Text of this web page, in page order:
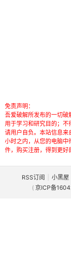
免责声明：
吾爱破解所发布的一切
用于学习和研究目的；
请用户自负。本站信息
小时之内，从您的电脑
件，购买注册，得到更好
RSS订阅 小黑屋
( 京ICP备